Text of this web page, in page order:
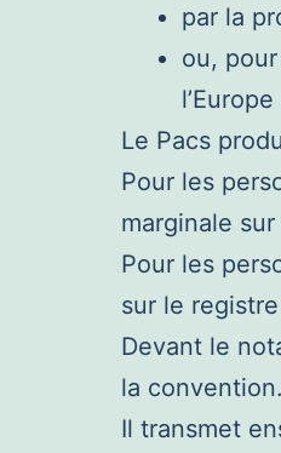
par la
ou,
Le Pacs
Pour les
marginale sur
Pour les
sur le
Devant le
la
Il transmet